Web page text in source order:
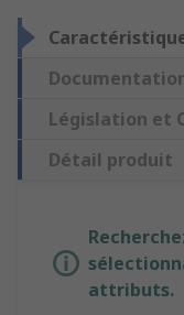
Législation et
Détail produit
attributs.